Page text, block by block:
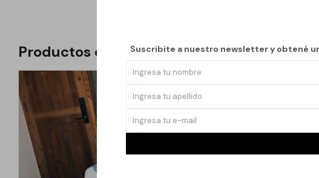
Suscribite a nuestro newsletter y obtené
Productos que te pueden interesar